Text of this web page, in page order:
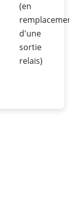
(en
remplacement
d'une
sortie
relais)